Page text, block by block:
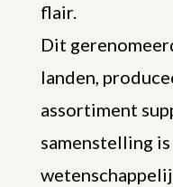
flair.
Dit
landen,
assortiment
samenstelling